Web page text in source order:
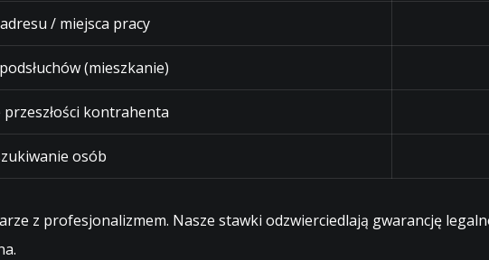
/ miejsca pracy
(mieszkanie)
kontrahenta
osób
z profesjonalizmem. Nasze stawki odzwierciedlają gwarancję